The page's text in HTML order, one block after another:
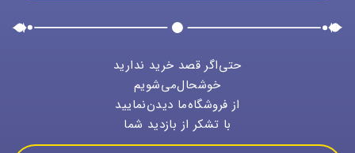
حتی‌اگر قصد خرید ندارید
خوشحال‌می‌شویم
از فروشگاه‌ما دیدن‌نمایید
با تشکر از بازدید شما